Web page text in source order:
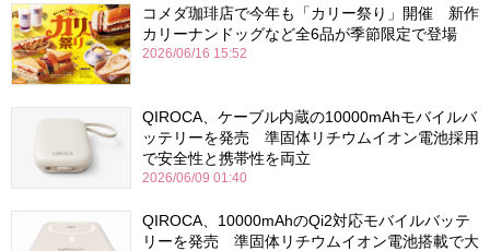
コメダ珈琲店で今年も「カリー祭り」開催 新作
カリーナンドッグなど全6品が季節限定で登場
2026/06/16 15:52
QIROCA、ケーブル内蔵の10000mAhモバイルバ
ッテリーを発売 準固体リチウムイオン電池採用
で安全性と携帯性を両立
2026/06/09 01:40
QIROCA、10000mAhのQi2対応モバイルバッテ
リーを発売 準固体リチウムイオン電池搭載で大